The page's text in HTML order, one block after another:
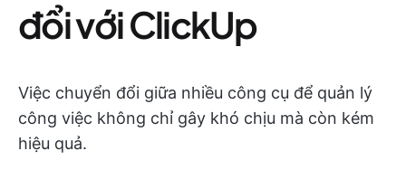
đổi với ClickUp
Việc chuyển đổi giữa nhiều công cụ để quản lý
công việc không chỉ gây khó chịu mà còn kém
hiệu quả.